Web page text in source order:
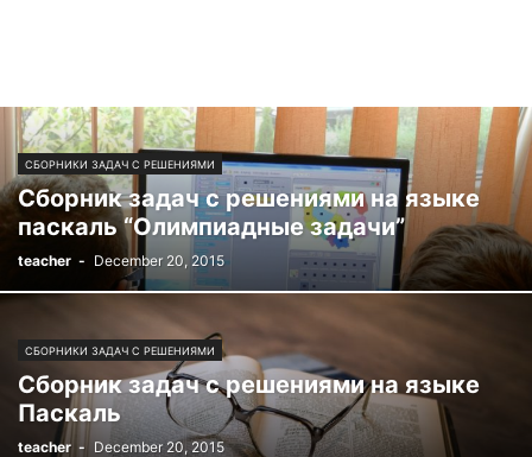
СБОРНИКИ ЗАДАЧ С РЕШЕНИЯМИ
Сборник задач с решениями на языке
паскаль “Олимпиадные задачи”
teacher - December 20, 2015
СБОРНИКИ ЗАДАЧ С РЕШЕНИЯМИ
Сборник задач с решениями на языке
Паскаль
teacher - December 20, 2015